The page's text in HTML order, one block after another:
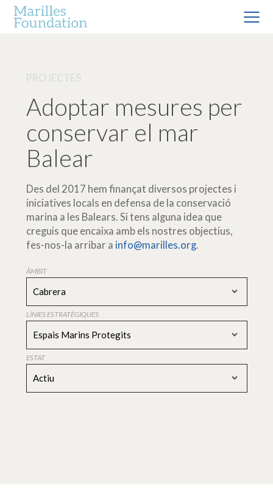
Adoptar mesures per
conservar el mar
Balear
Des del 2017 hem finançat diversos projectes i
iniciatives locals en defensa de la conservació
marina a les Balears. Si tens alguna idea que
creguis que encaixa amb els nostres objectius,
fes-nos-la arribar a info@marilles.org.
ÀMBIT
Cabrera
LÍNIES ESTRATÈGIQUES
Espais Marins Protegits
ESTAT
Actiu